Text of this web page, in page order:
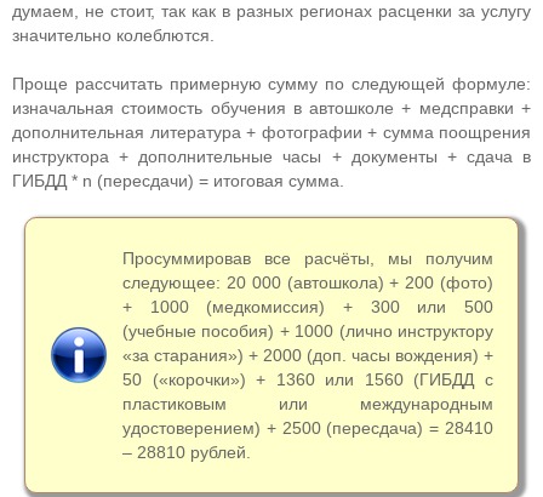
думаем, не стоит, так как в разных регионах расценки за услугу
значительно колеблются.
Проще рассчитать примерную сумму по следующей формуле:
изначальная стоимость обучения в автошколе + медсправки +
дополнительная литература + фотографии + сумма поощрения
инструктора + дополнительные часы + документы + сдача в
ГИБДД * n (пересдачи) = итоговая сумма.
Просуммировав все расчёты, мы получим
следующее: 20 000 (автошкола) + 200 (фото)
+ 1000 (медкомиссия) + 300 или 500
(учебные пособия) + 1000 (лично инструктору
«за старания») + 2000 (доп. часы вождения) +
50 («корочки») + 1360 или 1560 (ГИБДД с
пластиковым или международным
удостоверением) + 2500 (пересдача) = 28410
– 28810 рублей.